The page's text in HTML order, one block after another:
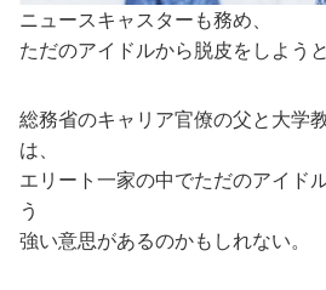
ニュースキャスターも務め、
ただのアイドルから脱皮をしよう
総務省のキャリア官僚の父と大学
は、
エリート一家の中でただのアイド
う
強い意思があるのかもしれない。